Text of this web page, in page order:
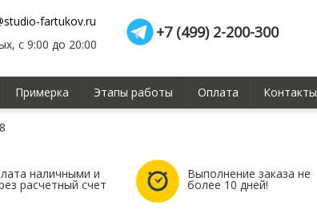
fartukov.ru
с 9:00 до 20:00
+7 (499) 2-200-300
Примерка Этапы работы Оплата Контакты
наличными и
расчетный счет
Выполнение заказа не
более 10 дней!